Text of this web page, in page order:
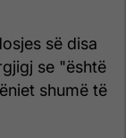
së disa
se "është
shumë të